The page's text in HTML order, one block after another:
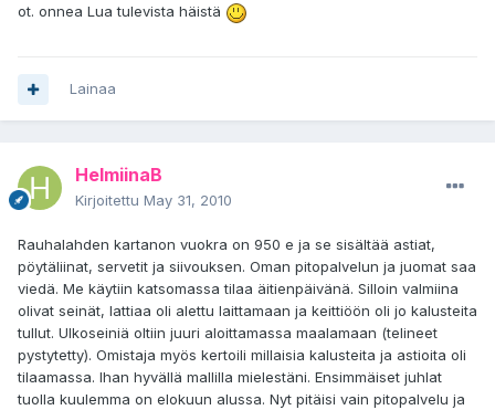
ot. onnea Lua tulevista häistä
Lainaa
HelmiinaB
Kirjoitettu May 31, 2010
Rauhalahden kartanon vuokra on 950 e ja se sisältää astiat,
pöytäliinat, servetit ja siivouksen. Oman pitopalvelun ja juomat saa
viedä. Me käytiin katsomassa tilaa äitienpäivänä. Silloin valmiina
olivat seinät, lattiaa oli alettu laittamaan ja keittiöön oli jo kalusteita
tullut. Ulkoseiniä oltiin juuri aloittamassa maalamaan (telineet
pystytetty). Omistaja myös kertoili millaisia kalusteita ja astioita oli
tilaamassa. Ihan hyvällä mallilla mielestäni. Ensimmäiset juhlat
tuolla kuulemma on elokuun alussa. Nyt pitäisi vain pitopalvelu ja